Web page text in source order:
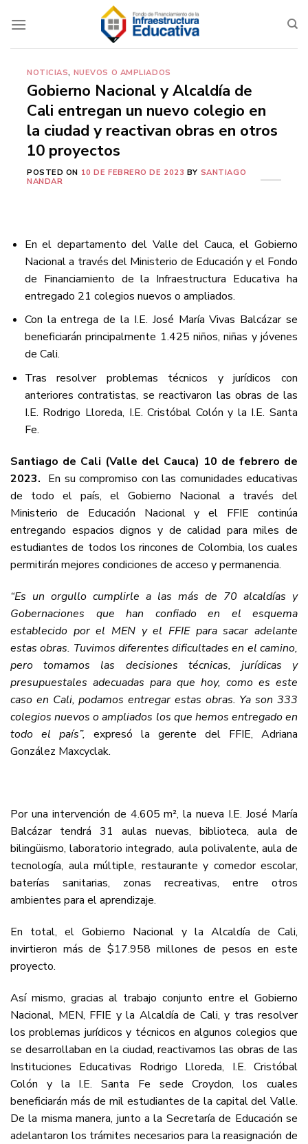
NOTICIAS, NUEVOS O AMPLIADOS
Gobierno Nacional y Alcaldía de
Cali entregan un nuevo colegio en
la ciudad y reactivan obras en otros
10 proyectos
POSTED ON 10 DE FEBRERO DE 2023 BY SANTIAGO
NANDAR
En el departamento del Valle del Cauca, el Gobierno
Nacional a través del Ministerio de Educación y el Fondo
de Financiamiento de la Infraestructura Educativa ha
entregado 21 colegios nuevos o ampliados.
Con la entrega de la I.E. José María Vivas Balcázar se
beneficiarán principalmente 1.425 niños, niñas y jóvenes
de Cali.
Tras resolver problemas técnicos y jurídicos con
anteriores contratistas, se reactivaron las obras de las
I.E. Rodrigo Lloreda, I.E. Cristóbal Colón y la I.E. Santa
Fe.
Santiago de Cali (Valle del Cauca) 10 de febrero de
2023. En su compromiso con las comunidades educativas
de todo el país, el Gobierno Nacional a través del
Ministerio de Educación Nacional y el FFIE continúa
entregando espacios dignos y de calidad para miles de
estudiantes de todos los rincones de Colombia, los cuales
permitirán mejores condiciones de acceso y permanencia.
“Es un orgullo cumplirle a las más de 70 alcaldías y
Gobernaciones que han confiado en el esquema
establecido por el MEN y el FFIE para sacar adelante
estas obras. Tuvimos diferentes dificultades en el camino,
pero tomamos las decisiones técnicas, jurídicas y
presupuestales adecuadas para que hoy, como es este
caso en Cali, podamos entregar estas obras. Ya son 333
colegios nuevos o ampliados los que hemos entregado en
todo el país”, expresó la gerente del FFIE, Adriana
González Maxcyclak.
Por una intervención de 4.605 m², la nueva I.E. José María
Balcázar tendrá 31 aulas nuevas, biblioteca, aula de
bilingüismo, laboratorio integrado, aula polivalente, aula de
tecnología, aula múltiple, restaurante y comedor escolar,
baterías sanitarias, zonas recreativas, entre otros
ambientes para el aprendizaje.
En total, el Gobierno Nacional y la Alcaldía de Cali,
invirtieron más de $17.958 millones de pesos en este
proyecto.
Así mismo, gracias al trabajo conjunto entre el Gobierno
Nacional, MEN, FFIE y la Alcaldía de Cali, y tras resolver
los problemas jurídicos y técnicos en algunos colegios que
se desarrollaban en la ciudad, reactivamos las obras de las
Instituciones Educativas Rodrigo Lloreda, I.E. Cristóbal
Colón y la I.E. Santa Fe sede Croydon, los cuales
beneficiarán más de mil estudiantes de la capital del Valle.
De la misma manera, junto a la Secretaría de Educación se
adelantaron los trámites necesarios para la reasignación de